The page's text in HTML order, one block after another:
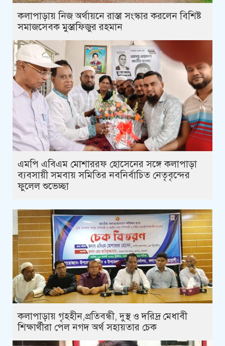
কলাপাড়ায় নিজ অর্থায়নে রাস্তা সংস্কার করলেন বিশিষ্ট
সমাজসেবক মুস্তাফিজুর রহমান
এমপি এবিএম মোশাররফ হোসেনের সঙ্গে কলাপাড়া
ব্যবসায়ী সমবায় সমিতির নবনির্বাচিত নেতৃবৃন্দের
ফুলেল শুভেচ্ছা
কলাপাড়ায় গৃহহীন,প্রতিবন্ধী, দুস্থ ও দরিদ্র মেধাবী
শিক্ষার্থীরা পেল নগদ অর্থ সহায়তার চেক